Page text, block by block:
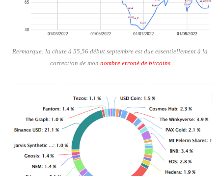
Rermarque: la chute à 55,56 début septembre est due essentiellement à la
correction de mon nombre erroné de bitcoins